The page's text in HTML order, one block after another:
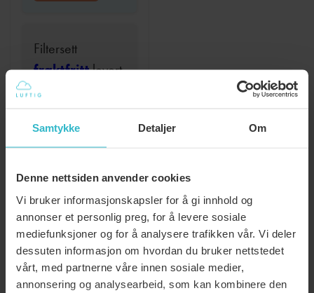
Samtykke Detaljer Om
Denne nettsiden anvender cookies
Vi bruker informasjonskapsler for å gi innhold og
annonser et personlig preg, for å levere sosiale
mediefunksjoner og for å analysere trafikken vår. Vi deler
dessuten informasjon om hvordan du bruker nettstedet
vårt, med partnerne våre innen sosiale medier,
annonsering og analysearbeid, som kan kombinere den
Filtersett
fraktfrittlevert
hver 12 mnd
LES MER:
FILTER,
SYSTEMAIR
SAVE